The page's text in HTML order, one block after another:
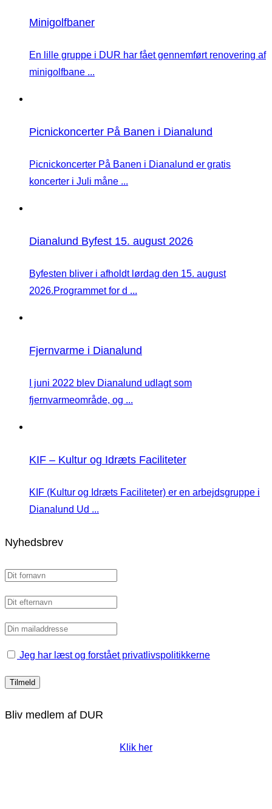
Minigolfbaner
En lille gruppe i DUR har fået gennemført renovering af
minigolfbane ...
Picnickoncerter På Banen i Dianalund
Picnickoncerter På Banen i Dianalund er gratis
koncerter i Juli måne ...
Dianalund Byfest 15. august 2026
Byfesten bliver i afholdt lørdag den 15. august
2026.Programmet for d ...
Fjernvarme i Dianalund
I juni 2022 blev Dianalund udlagt som
fjernvarmeområde, og ...
KIF – Kultur og Idræts Faciliteter
KIF (Kultur og Idræts Faciliteter) er en arbejdsgruppe i
Dianalund Ud ...
Nyhedsbrev
Jeg har læst og forstået privatlivspolitikkerne
Bliv medlem af DUR
Klik her